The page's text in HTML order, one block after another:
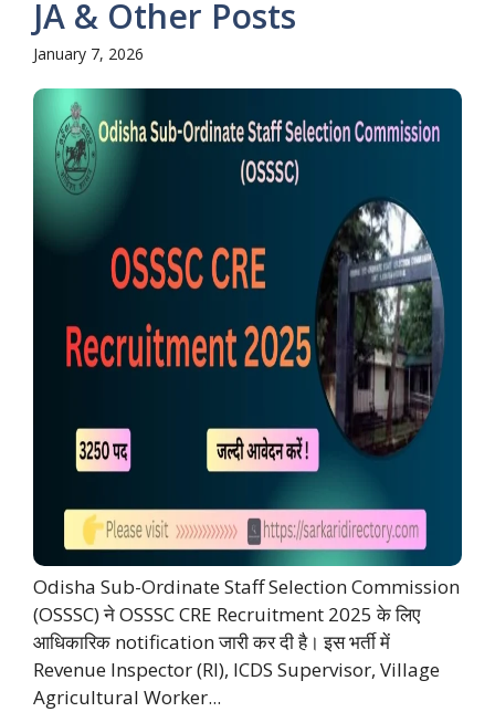
JA & Other Posts
January 7, 2026
Odisha Sub-Ordinate Staff Selection Commission
(OSSSC) ने OSSSC CRE Recruitment 2025 के लिए
आधिकारिक notification जारी कर दी है। इस भर्ती में
Revenue Inspector (RI), ICDS Supervisor, Village
Agricultural Worker...